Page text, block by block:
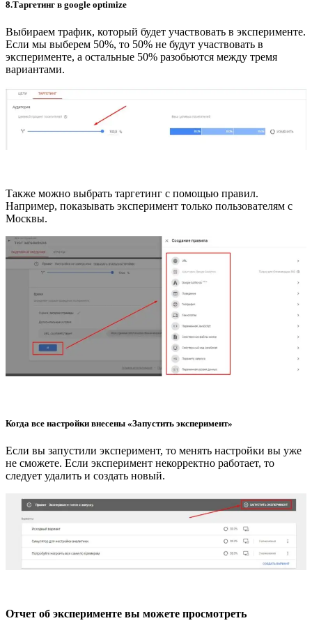
8.Таргетинг в google optimize
Выбираем трафик, который будет участвовать в эксперименте.
Если мы выберем 50%, то 50% не будут участвовать в
эксперименте, а остальные 50% разобьются между тремя
вариантами.
Также можно выбрать таргетинг с помощью правил.
Например, показывать эксперимент только пользователям с
Москвы.
Когда все настройки внесены «Запустить эксперимент»
Если вы запустили эксперимент, то менять настройки вы уже
не сможете. Если эксперимент некорректно работает, то
следует удалить и создать новый.
Отчет об эксперименте вы можете просмотреть